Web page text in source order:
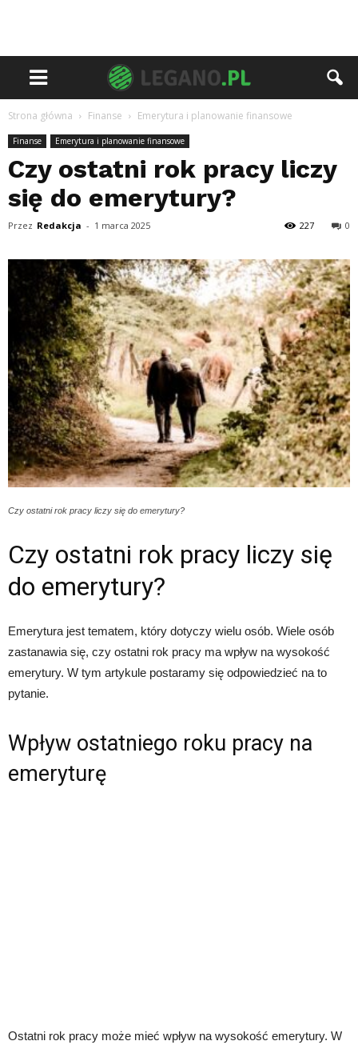
Strona główna Finanse Emerytura i planowanie finansowe
Finanse Emerytura i planowanie finansowe
Czy ostatni rok pracy liczy
się do emerytury?
Przez Redakcja - 1 marca 2025 0
227
Czy ostatni rok pracy liczy się do emerytury?
Czy ostatni rok pracy liczy się
do emerytury?
Emerytura jest tematem, który dotyczy wielu osób. Wiele osób
zastanawia się, czy ostatni rok pracy ma wpływ na wysokość
emerytury. W tym artykule postaramy się odpowiedzieć na to
pytanie.
Wpływ ostatniego roku pracy na
emeryturę
Ostatni rok pracy może mieć wpływ na wysokość emerytury. W